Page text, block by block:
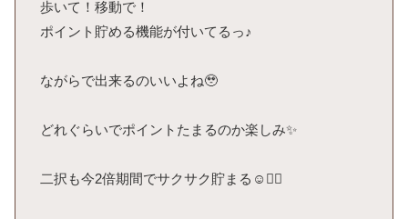
歩いて！移動で！
ポイント貯める機能が付いてるっ♪
ながらで出来るのいいよね🥹
どれぐらいでポイントたまるのか楽しみ✨
二択も今2倍期間でサクサク貯まる☺️❤️‍🔥